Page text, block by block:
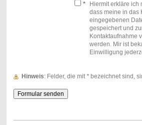
*
Hiermit erkläre ich
dass meine in das
eingegebenen
gespeichert und
Kontaktaufnahme
werden. Mir ist
Einwilligung
Hinweis : Felder, die mit *bezeichnet sind,